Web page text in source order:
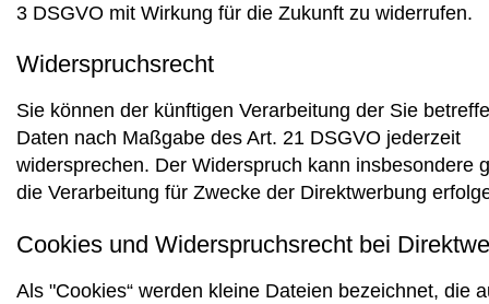
3 DSGVO mit Wirkung für die Zukunft zu widerrufen.
Widerspruchsrecht
Sie können der künftigen Verarbeitung der Sie
Daten nach Maßgabe des Art. 21 DSGVO jederzeit
widersprechen. Der Widerspruch kann insbesondere
die Verarbeitung für Zwecke der Direktwerbung
Cookies und Widerspruchsrecht bei
Als "Cookies“ werden kleine Dateien bezeichnet, die